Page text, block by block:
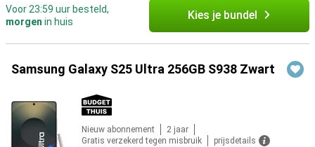
Voor 23:59 uur besteld,
morgen in huis Kies je bundel
Samsung Galaxy S25 Ultra 256GB S938 Zwart
Nieuw abonnement
2 jaar
Gratis verzekerd tegen misbruik
prijsdetails